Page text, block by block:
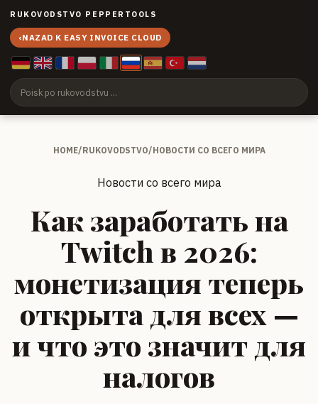
RUKOVODSTVO PEPPERTOOLS
‹NAZAD K EASY INVOICE CLOUD
HOME/RUKOVODSTVO/НОВОСТИ СО ВСЕГО МИРА
Новости со всего мира
Как заработать на
Twitch в 2026:
монетизация теперь
открыта для всех —
и что это значит для
налогов